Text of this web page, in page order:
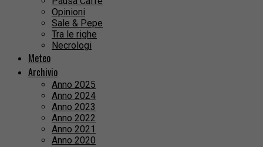
Opinioni
Sale & Pepe
Tra le righe
Necrologi
Meteo
Archivio
Anno 2025
Anno 2024
Anno 2023
Anno 2022
Anno 2021
Anno 2020